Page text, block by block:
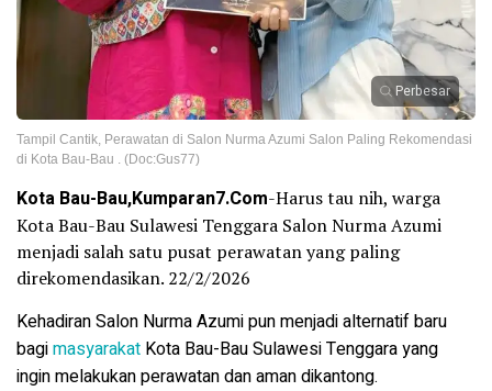
Perbesar
Tampil Cantik, Perawatan di Salon Nurma Azumi Salon Paling Rekomendasi
di Kota Bau-Bau . (Doc:Gus77)
Kota Bau-Bau,Kumparan7.Com-Harus tau nih, warga
Kota Bau-Bau Sulawesi Tenggara Salon Nurma Azumi
menjadi salah satu pusat perawatan yang paling
direkomendasikan. 22/2/2026
Kehadiran Salon Nurma Azumi pun menjadi alternatif baru
bagimasyarakat Kota Bau-Bau Sulawesi Tenggara yang
ingin melakukan perawatan dan aman dikantong.